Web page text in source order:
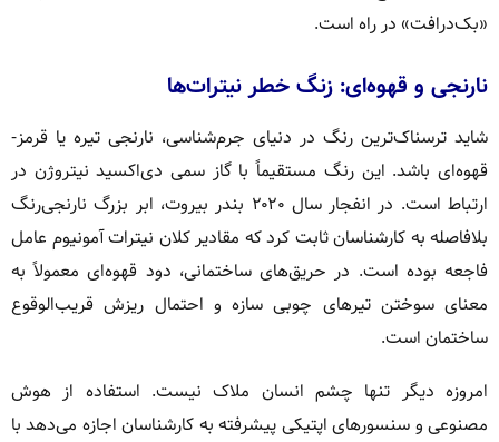
«بک‌درافت» در راه است.
نارنجی و قهوه‌ای: زنگ خطر نیترات‌ها
شاید ترسناک‌ترین رنگ در دنیای جرم‌شناسی، نارنجی تیره یا قرمز-
قهوه‌ای باشد. این رنگ مستقیماً با گاز سمی دی‌اکسید نیتروژن در
ارتباط است. در انفجار سال ۲۰۲۰ بندر بیروت، ابر بزرگ نارنجی‌رنگ
بلافاصله به کارشناسان ثابت کرد که مقادیر کلان نیترات آمونیوم عامل
فاجعه بوده است. در حریق‌های ساختمانی، دود قهوه‌ای معمولاً به
معنای سوختن تیرهای چوبی سازه و احتمال ریزش قریب‌الوقوع
ساختمان است.
امروزه دیگر تنها چشم انسان ملاک نیست. استفاده از هوش
مصنوعی و سنسورهای اپتیکی پیشرفته به کارشناسان اجازه می‌دهد با